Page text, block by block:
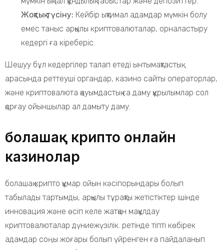
Жоқтық түсіну: Кейбір ықтимал адамдар мүмкін болу
емес таныс арқылы криптовалюталар, орналастыру
кедергі ға кіреберіс.
Шешуу бұл кедергілер талап етеді ынтымақтастық
арасында реттеуші органдар, казино сайты операторлар,
және криптовалюта қауымдастық ға даму құрылымлар сол
қорғау ойыншылар ал дамыту даму.
болашақ крипто онлайн
казинолар
болашақ крипто құмар ойын кәсіпорындары болып
табылады тартымды, арқылы тұрақты жетістіктер ішінде
инновация және өсіп келе жатқан мақұлдау
криптовалюталар дүниежүзілік. ретінде тіпті көбірек
адамдар соңы жоғары болып үйренген ға пайдаланып